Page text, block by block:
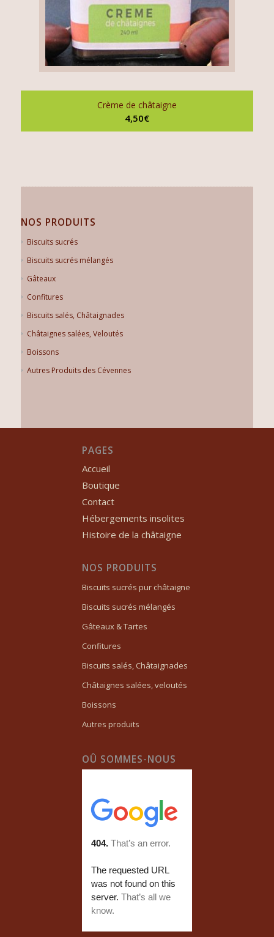
Crème de châtaigne
4,50€
NOS PRODUITS
Biscuits sucrés
Biscuits sucrés mélangés
Gâteaux
Confitures
Biscuits salés, Châtaignades
Châtaignes salées, Veloutés
Boissons
Autres Produits des Cévennes
PAGES
Accueil
Boutique
Contact
Hébergements insolites
Histoire de la châtaigne
NOS PRODUITS
Biscuits sucrés pur châtaigne
Biscuits sucrés mélangés
Gâteaux & Tartes
Confitures
Biscuits salés, Châtaignades
Châtaignes salées, veloutés
Boissons
Autres produits
OÛ SOMMES-NOUS